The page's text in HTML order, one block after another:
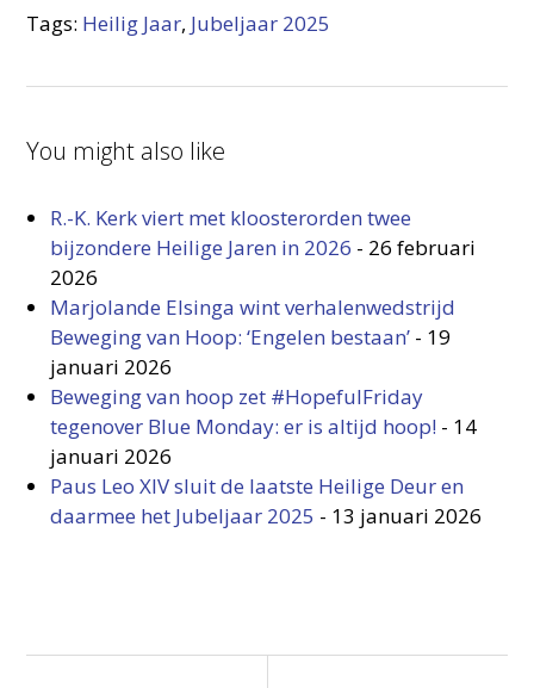
Tags: Heilig Jaar, Jubeljaar 2025
You might also like
R.-K. Kerk viert met kloosterorden twee
bijzondere Heilige Jaren in 2026 - 26 februari
2026
Marjolande Elsinga wint verhalenwedstrijd
Beweging van Hoop: ‘Engelen bestaan’ - 19
januari 2026
Beweging van hoop zet #HopefulFriday
tegenover Blue Monday: er is altijd hoop! - 14
januari 2026
Paus Leo XIV sluit de laatste Heilige Deur en
daarmee het Jubeljaar 2025 - 13 januari 2026